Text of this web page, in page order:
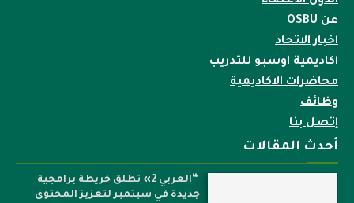
عن OSBU
اخبار الاتحاد
اكاديمية اوسبو للتدريب
محاضرات الاكاديمية
وظائف
إتصل بنا
أحدث المقالات
“العربي 2» تطلق خريطة برامجية
جديدة في سبتمبر لتعزيز المحتوى